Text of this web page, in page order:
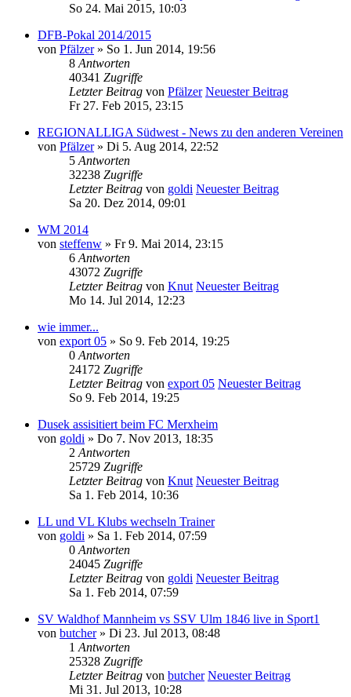
So 24. Mai 2015, 10:03
DFB-Pokal 2014/2015
von Pfälzer» So 1. Jun 2014, 19:56
8 Antworten
40341 Zugriffe
Letzter Beitrag von Pfälzer Neuester Beitrag
Fr 27. Feb 2015, 23:15
REGIONALLIGA Südwest - News zu den anderen Vereinen
von Pfälzer» Di 5. Aug 2014, 22:52
5 Antworten
32238 Zugriffe
Letzter Beitrag von goldi Neuester Beitrag
Sa 20. Dez 2014, 09:01
WM 2014
von steffenw » Fr 9. Mai 2014, 23:15
6 Antworten
43072 Zugriffe
Letzter Beitrag von Knut Neuester Beitrag
Mo 14. Jul 2014, 12:23
wie immer...
von export 05 » So 9. Feb 2014, 19:25
0 Antworten
24172 Zugriffe
Letzter Beitrag von export 05 Neuester Beitrag
So 9. Feb 2014, 19:25
Dusek assisitiert beim FC Merxheim
von goldi » Do 7. Nov 2013, 18:35
2 Antworten
25729 Zugriffe
Letzter Beitrag von Knut Neuester Beitrag
Sa 1. Feb 2014, 10:36
LL und VL Klubs wechseln Trainer
von goldi » Sa 1. Feb 2014, 07:59
0 Antworten
24045 Zugriffe
Letzter Beitrag von goldi Neuester Beitrag
Sa 1. Feb 2014, 07:59
SV Waldhof Mannheim vs SSV Ulm 1846 live in Sport1
von butcher» Di 23. Jul 2013, 08:48
1 Antworten
25328 Zugriffe
Letzter Beitrag von butcher Neuester Beitrag
Mi 31. Jul 2013, 10:28